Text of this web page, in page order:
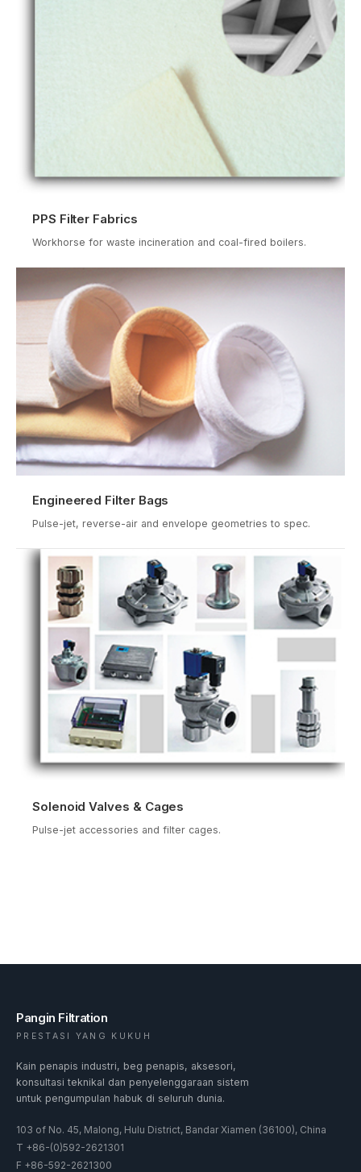
PPS Filter Fabrics
Workhorse for waste incineration and coal-fired boilers.
Engineered Filter Bags
Pulse-jet, reverse-air and envelope geometries to spec.
Solenoid Valves & Cages
Pulse-jet accessories and filter cages.
Pangin Filtration
PRESTASI YANG KUKUH
Kain penapis industri, beg penapis, aksesori,
konsultasi teknikal dan penyelenggaraan sistem
untuk pengumpulan habuk di seluruh dunia.
103 of No. 45, Malong, Hulu District, Bandar Xiamen (36100), China
T +86-(0)592-2621301
F +86-592-2621300